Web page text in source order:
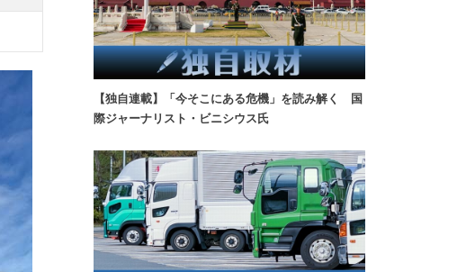
【独自連載】「今そこにある危機」を読み解く 国
際ジャーナリスト・ビニシウス氏